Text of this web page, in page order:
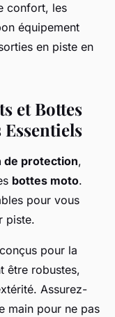
confort, les
équipement
en piste en
et Bottes
de protection,
bottes moto.
pour vous
piste.
pour la
être robustes,
Assurez-
main pour ne pas